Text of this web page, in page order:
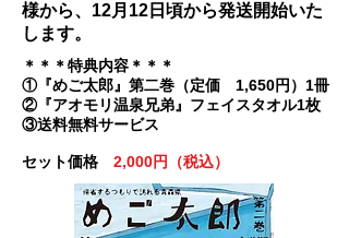
様から、12月12日頃から発送開始いた
します。
＊＊＊特典内容＊＊＊
①『めご太郎』第二巻（定価 1,650円）1冊
②『アオモリ温泉兄弟』フェイスタオル1枚
③送料無料サービス​
セット価格 2,000円（税込）